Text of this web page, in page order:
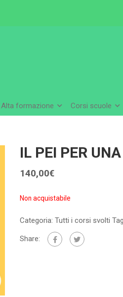
Alta formazione Corsi scuole
IL PEI PER
140,00€
Non acquistabile
Categoria: Tutti i corsi svolti
Share: